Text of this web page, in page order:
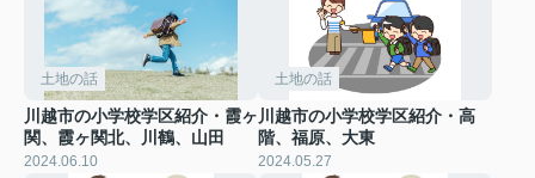
土地の話
川越市の小学校学区紹介・霞ヶ
関、霞ヶ関北、川鶴、山田
2024.06.10
土地の話
川越市の小学校学区紹介・高
階、福原、大東
2024.05.27